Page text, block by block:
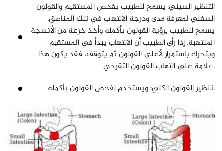
التنظير السيني: يسمح للطبيب بفحص المستقيم والقولون
السفلي لمعرفة مدى ودرجة الالتهاب في تلك المناطق.
يسمح للطبيب برؤية القولون بأكمله وأخذ خزعة من الأنسجة
الملتهبة. إذا رأى الطبيب أن الالتهاب يبدأ في المستقيم
ويتحرك باستمرار لأعلى القولون ثم يتوقف، فقد يكون هذا
علامة على التهاب القولون التقرحي.
تنظير القولون الكلي: ويستخدم لفحص القولون بأكمله.